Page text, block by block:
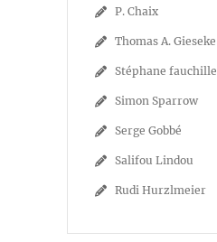
P. Chaix
Thomas A. Gieseke
Stéphane fauchille
Simon Sparrow
Serge Gobbé
Salifou Lindou
Rudi Hurzlmeier